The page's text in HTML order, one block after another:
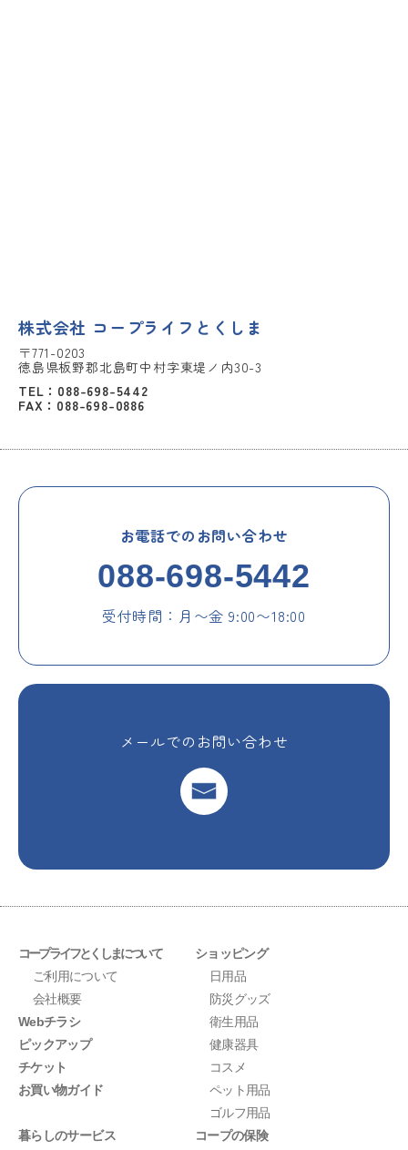
株式会社 コープライフとくしま
〒771-0203
徳島県板野郡北島町中村字東堤ノ内30-3
TEL：088-698-5442
FAX：088-698-0886
お電話でのお問い合わせ
088-698-5442
受付時間：月〜金 9:00〜18:00
メールでのお問い合わせ
コープライフとくしまについて
ご利用について
会社概要
Webチラシ
ピックアップ
チケット
お買い物ガイド
ショッピング
日用品
防災グッズ
衛生用品
健康器具
コスメ
ペット用品
ゴルフ用品
暮らしのサービス
コープの保険